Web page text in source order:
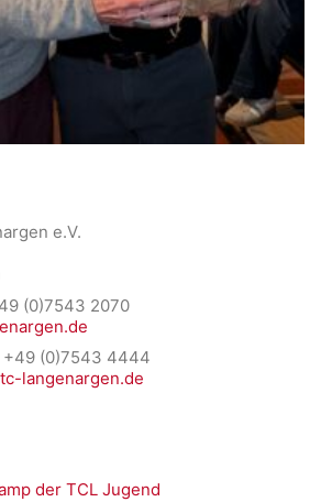
e.V.
(0)7543 2070
+49 (0)7543 4444
langenargen.de
der TCL Jugend